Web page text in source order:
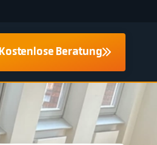
Kostenlose Beratung